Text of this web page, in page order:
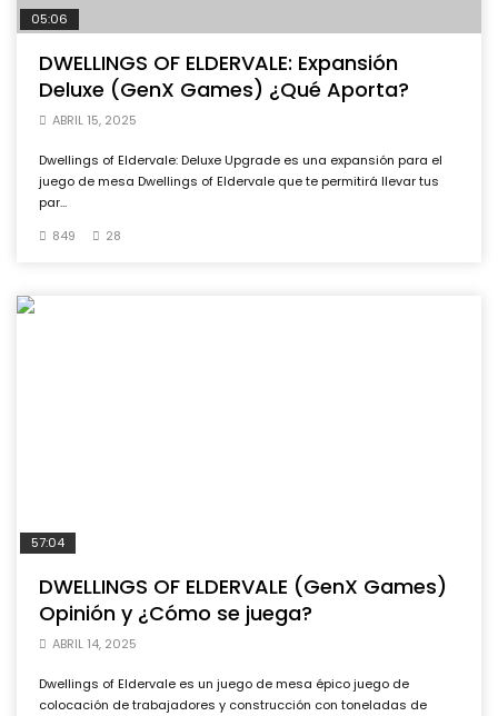
05:06
DWELLINGS OF ELDERVALE: Expansión
Deluxe (GenX Games) ¿Qué Aporta?
ABRIL 15, 2025
Dwellings of Eldervale: Deluxe Upgrade es una expansión para el
juego de mesa Dwellings of Eldervale que te permitirá llevar tus
par...
849
28
57:04
DWELLINGS OF ELDERVALE (GenX Games)
Opinión y ¿Cómo se juega?
ABRIL 14, 2025
Dwellings of Eldervale es un juego de mesa épico juego de
colocación de trabajadores y construcción con toneladas de